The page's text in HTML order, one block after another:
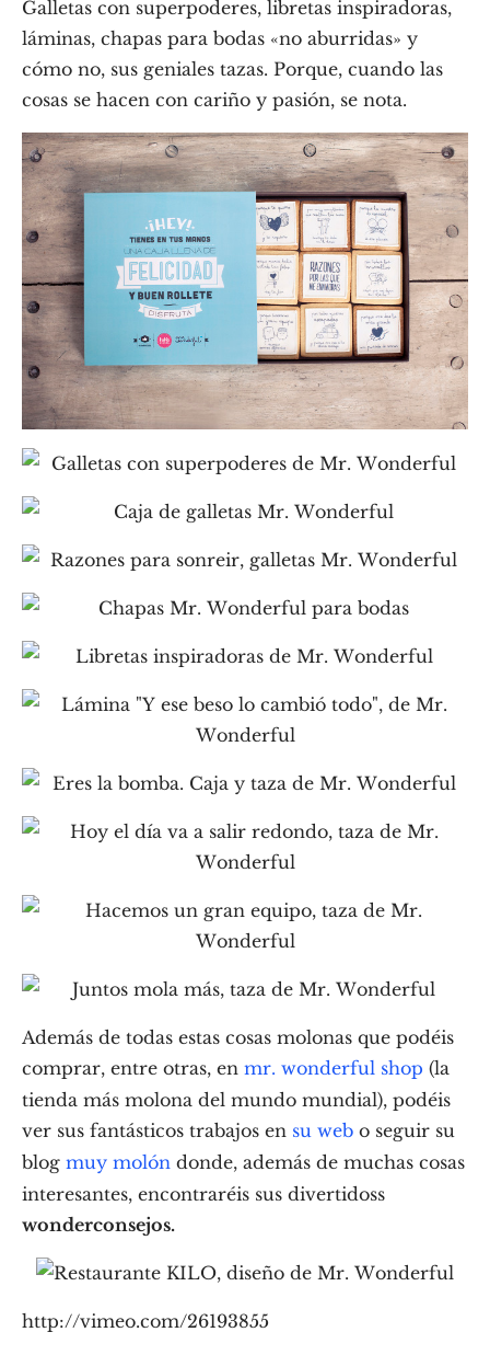
Galletas con superpoderes, libretas inspiradoras,
láminas, chapas para bodas «no aburridas» y
cómo no, sus geniales tazas. Porque, cuando las
cosas se hacen con cariño y pasión, se nota.
Además de todas estas cosas molonas que podéis
comprar, entre otras, en mr. wonderful shop (la
tienda más molona del mundo mundial), podéis
ver sus fantásticos trabajos en su web o seguir su
blog muy molón donde, además de muchas cosas
interesantes, encontraréis sus divertidoss
wonderconsejos.
http://vimeo.com/26193855